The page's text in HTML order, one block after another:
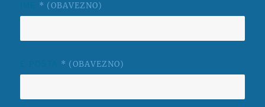
* (OBAVEZNO)
* (OBAVEZNO)